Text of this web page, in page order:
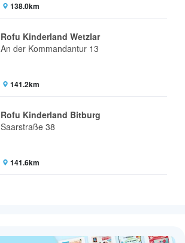
138.0km
Rofu Kinderland Wetzlar
An der Kommandantur 13
141.2km
Rofu Kinderland Bitburg
Saarstraße 38
141.6km